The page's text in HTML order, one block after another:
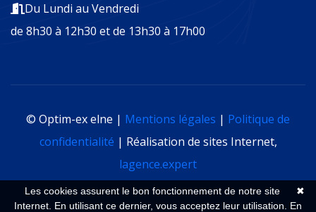
Du Lundi au Vendredi
de 8h30 à 12h30 et de 13h30 à 17h00
© Optim-ex elne | Mentions légales | Politique de
confidentialité | Réalisation de sites Internet,
lagence.expert
✖
Les cookies assurent le bon fonctionnement de notre site
Internet. En utilisant ce dernier, vous acceptez leur utilisation. En